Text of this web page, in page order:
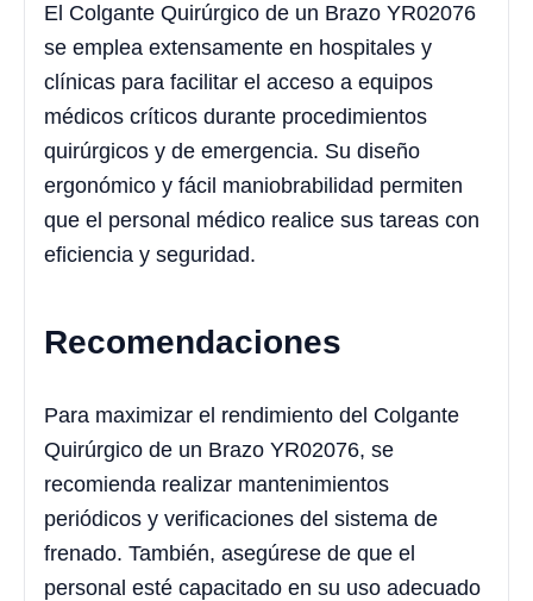
El Colgante Quirúrgico de un Brazo YR02076
se emplea extensamente en hospitales y
clínicas para facilitar el acceso a equipos
médicos críticos durante procedimientos
quirúrgicos y de emergencia. Su diseño
ergonómico y fácil maniobrabilidad permiten
que el personal médico realice sus tareas con
eficiencia y seguridad.
Recomendaciones
Para maximizar el rendimiento del Colgante
Quirúrgico de un Brazo YR02076, se
recomienda realizar mantenimientos
periódicos y verificaciones del sistema de
frenado. También, asegúrese de que el
personal esté capacitado en su uso adecuado